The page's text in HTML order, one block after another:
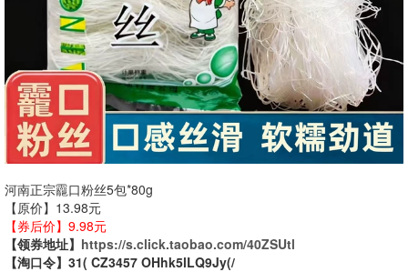
河南正宗龗口粉丝5包*80g
【原价】13.98元
【券后价】9.98元
【领券地址】 https://s.click.taobao.com/40ZSUtl
【淘口令】31( CZ3457 OHhk5lLQ9Jy(/